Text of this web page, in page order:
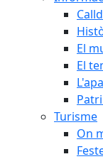
El
El
Turisme
On